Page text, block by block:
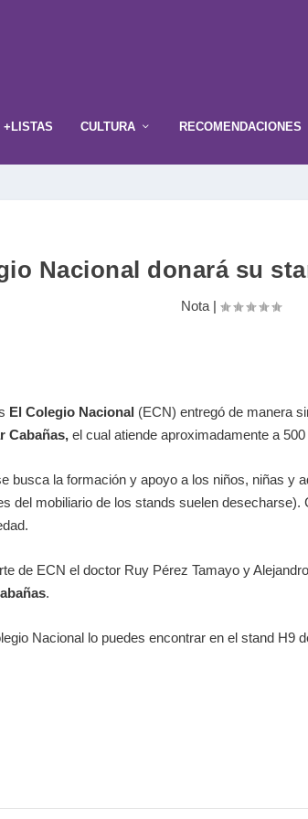
+LISTAS CULTURA RECOMENDACIONES
Nacional donará su
Nota|
El Colegio Nacional (ECN) entregó de manera
Cabañas, el cual atiende aproximadamente a
busca la formación y apoyo a los niños, niñas y
del mobiliario de los stands suelen
de ECN el doctor Ruy Pérez Tamayo y
.
Nacional lo puedes encontrar en el stand H9